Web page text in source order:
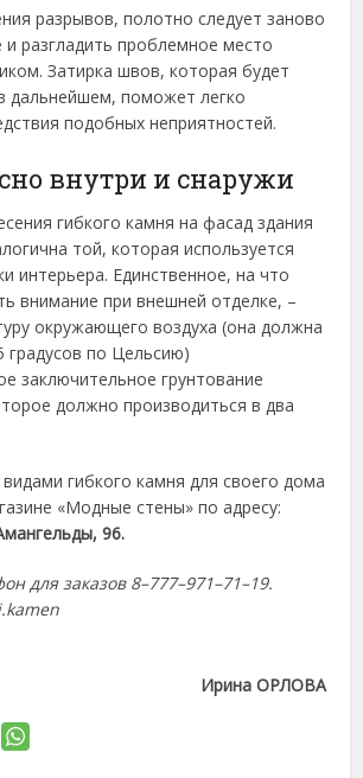
разрывов, полотно следует заново
и разгладить проблемное место
Затирка швов, которая будет
дальнейшем, поможет легко
подобных неприятностей.
внутри и снаружи
гибкого камня на фасад здания
той, которая используется
интерьера. Единственное, на что
внимание при внешней отделке, –
окружающего воздуха (она должна
по Цельсию)
заключительное грунтование
должно производиться в два
гибкого камня для своего дома
«Модные стены» по адресу:
96.
для заказов 8–777–971–71–19.
Ирина ОРЛОВА